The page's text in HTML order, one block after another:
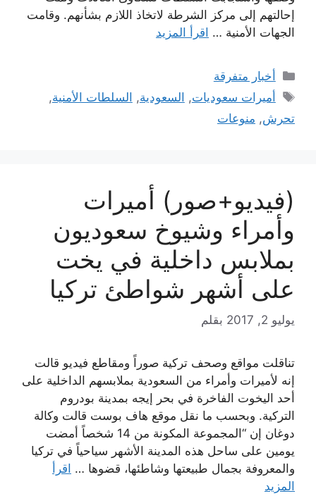
إحالتهم إلى مركز الشرطة لاتخاذ اللازم بشأنهم. وقامت
الجهات الأمنية … اقرأ المزيد
التصنيفات
أخبار متفرقة
الوسوم
أميرات سعوديات, السعودية, السلطات الأمنية,
تحرش, منوعات
(فيديو+صور) أميرات
وأمراء وشيوخ سعوديون
بملابس داخلية في يخت
على أشهر شواطئ تركيا
يوليو 2, 2017 بقلم
تناقلت مواقع وصحف تركية صوراً ومقاطع فيديو قالت
إنه لأميرات وأمراء من السعودية بملابسهم الداخلية على
أحد اليخوت الفاخرة في بحر إيجه بمدينة بودروم
التركية. وبحسب ما نقل موقع هاف بوست قالت وكالة
دوغان إن “المجموعة المكونة من 14 شخصاً أمضت
يومين على ساحل هذه المدينة الأشهر سياحياً في تركيا
والمعروفة بجمال طبيعتها وشاطئها، قضوها … اقرأ
المزيد